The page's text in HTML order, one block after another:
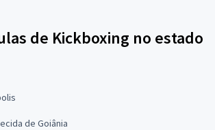
de Kickboxing no estado
de Goiânia